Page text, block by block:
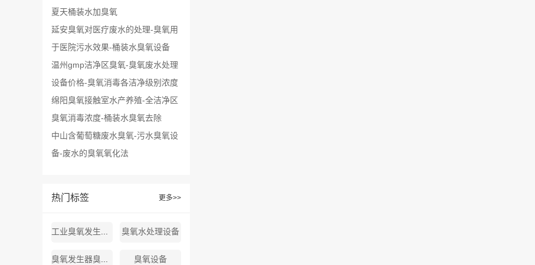
夏天桶装水加臭氧
延安臭氧对医疗废水的处理-臭氧用
于医院污水效果-桶装水臭氧设备
温州gmp洁净区臭氧-臭氧废水处理
设备价格-臭氧消毒各洁净级别浓度
绵阳臭氧接触室水产养殖-全洁净区
臭氧消毒浓度-桶装水臭氧去除
中山含葡萄糖废水臭氧-污水臭氧设
备-废水的臭氧氧化法
热门标签 更多>>
工业臭氧发生器厂家 臭氧水处理设备
臭氧发生器臭氧厂家 臭氧设备